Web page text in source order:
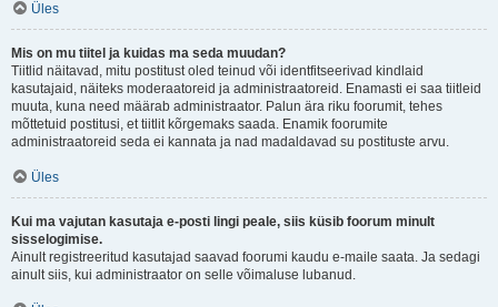
Üles
Mis on mu tiitel ja kuidas ma seda muudan?
Tiitlid näitavad, mitu postitust oled teinud või identfitseerivad kindlaid
kasutajaid, näiteks moderaatoreid ja administraatoreid. Enamasti ei saa tiitleid
muuta, kuna need määrab administraator. Palun ära riku foorumit, tehes
mõttetuid postitusi, et tiitlit kõrgemaks saada. Enamik foorumite
administraatoreid seda ei kannata ja nad madaldavad su postituste arvu.
Üles
Kui ma vajutan kasutaja e-posti lingi peale, siis küsib foorum minult
sisselogimise.
Ainult registreeritud kasutajad saavad foorumi kaudu e-maile saata. Ja sedagi
ainult siis, kui administraator on selle võimaluse lubanud.